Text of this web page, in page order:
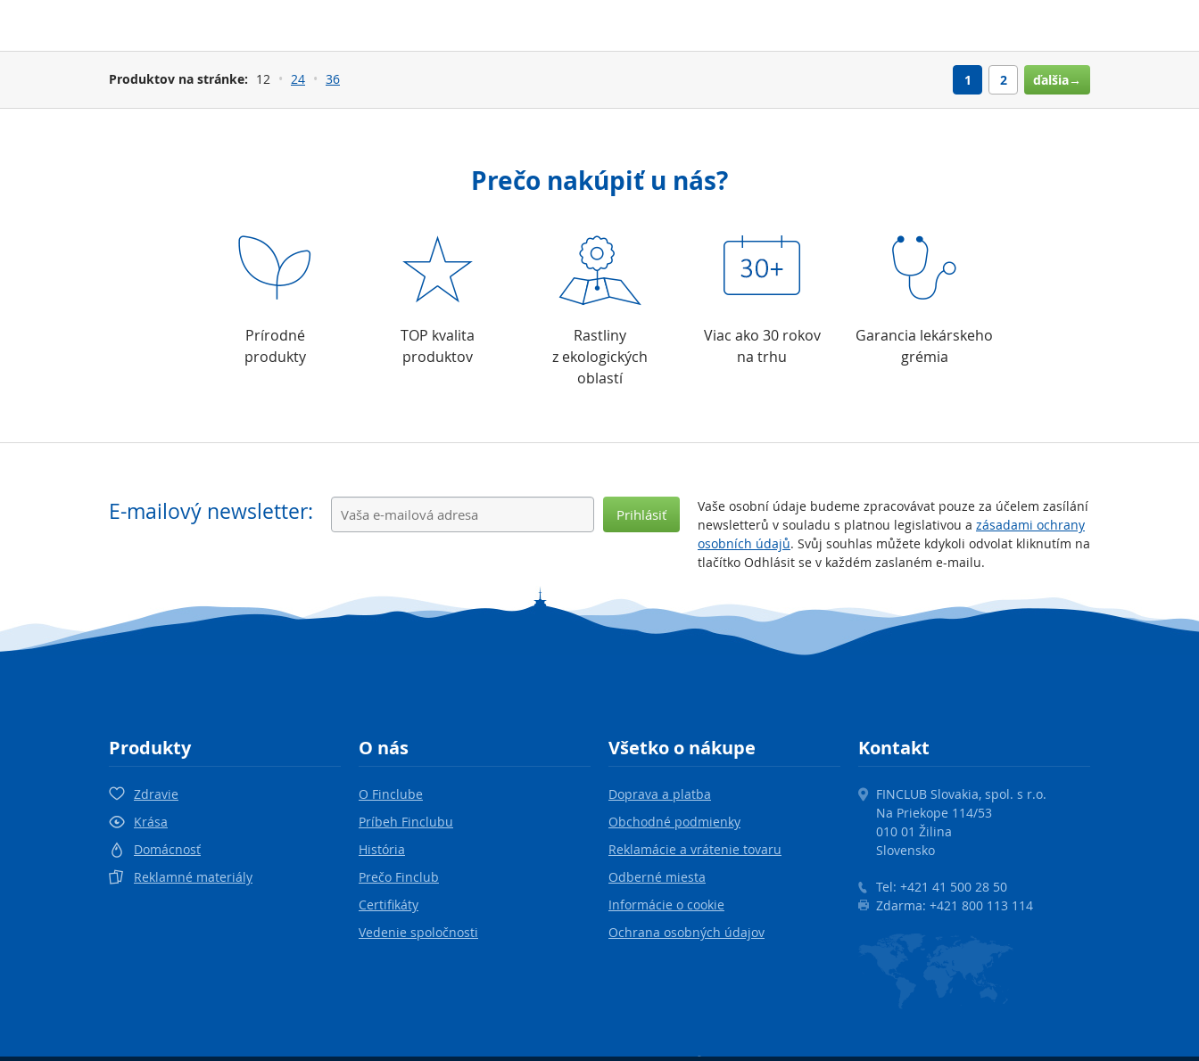
1 2 ďalšia→
Produktov na stránke: 12 24 36
Prečo nakúpiť u nás?
Prírodné
produkty
TOP kvalita
produktov
Rastliny
z ekologických
oblastí
Viac ako 30 rokov
na trhu
Garancia lekárskeho
grémia
E-mailový newsletter:
Vaše osobní údaje budeme zpracovávat pouze za účelem zasílání
newsletterů v souladu s platnou legislativou a zásadami ochrany
osobních údajů. Svůj souhlas můžete kdykoli odvolat kliknutím na
tlačítko Odhlásit se v každém zaslaném e-mailu.
Prihlásiť
Produkty
Zdravie
Krása
Domácnosť
Reklamné materiály
O nás
O Finclube
Príbeh Finclubu
História
Prečo Finclub
Certifikáty
Vedenie spoločnosti
Všetko o nákupe
Doprava a platba
Obchodné podmienky
Reklamácie a vrátenie tovaru
Odberné miesta
Informácie o cookie
Ochrana osobných údajov
Kontakt
FINCLUB Slovakia, spol. s r.o.
Na Priekope 114/53
010 01 Žilina
Slovensko
Tel: +421 41 500 28 50
Zdarma: +421 800 113 114